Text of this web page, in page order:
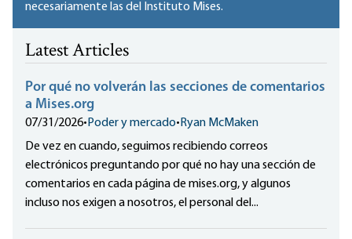
necesariamente las del Instituto Mises.
Latest Articles
Por qué no volverán las secciones de comentarios
a Mises.org
07/31/2026• Poder y mercado• Ryan McMaken
De vez en cuando, seguimos recibiendo correos
electrónicos preguntando por qué no hay una sección de
comentarios en cada página de mises.org, y algunos
incluso nos exigen a nosotros, el personal del...